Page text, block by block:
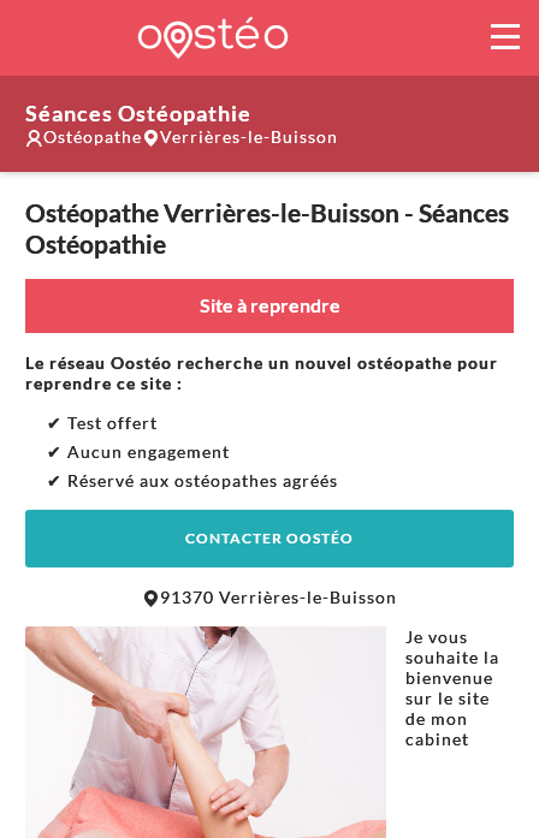
Séances Ostéopathie
Ostéopathe Verrières-le-Buisson
Ostéopathe Verrières-le-Buisson - Séances
Ostéopathie
Site à reprendre
Le réseau Oostéo recherche un nouvel ostéopathe pour
reprendre ce site :
✔ Test offert
✔ Aucun engagement
✔ Réservé aux ostéopathes agréés
CONTACTER OOSTÉO
+
−
91370 Verrières-le-Buisson
Je vous
souhaite la
bienvenue
sur le site
de mon
cabinet